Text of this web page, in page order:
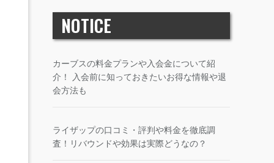
NOTICE
カーブスの料金プランや入会金について紹
介！ 入会前に知っておきたいお得な情報や退
会方法も
ライザップの口コミ・評判や料金を徹底調
査！リバウンドや効果は実際どうなの？